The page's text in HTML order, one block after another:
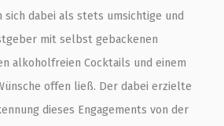
sich dabei als stets umsichtige und
mit selbst gebackenen
alkoholfreien Cocktails und einem
offen ließ. Der dabei erzielte
dieses Engagements von der